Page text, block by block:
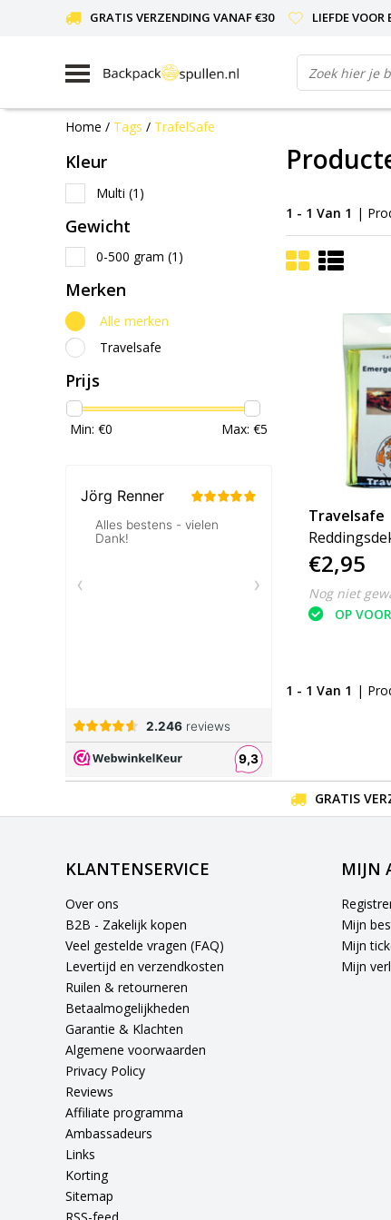
GRATIS VERZENDING VANAF €30 LIEFDE VOOR
Home / Tags / TrafelSafe
Kleur
Multi (1)
Gewicht
0-500 gram (1)
Merken
Alle merken
Travelsafe
Prijs
Min: €0 Max: €5
1 - 1 Van 1 |
Travelsafe
isoleerdeken
€2,95
Nog niet
OP
1 - 1 Van 1 |
GRATIS
KLANTENSERVICE
Over ons
B2B - Zakelijk kopen
Veel gestelde vragen (FAQ)
Levertijd en verzendkosten
Ruilen & retourneren
Betaalmogelijkheden
Garantie & Klachten
Algemene voorwaarden
Privacy Policy
Reviews
Affiliate programma
Ambassadeurs
Links
Korting
Sitemap
MIJN
Mijn
Mijn
Mijn